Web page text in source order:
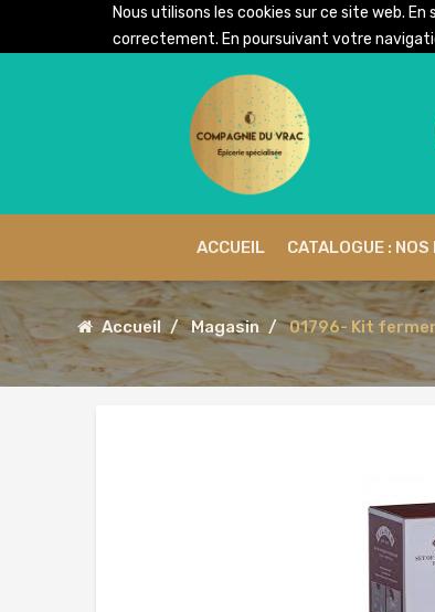
Nous utilisons les cookies sur ce site web. En
correctement. En poursuivant votre
ACCUEIL CATALOGUE :
Accueil Magasin 01796- Kit